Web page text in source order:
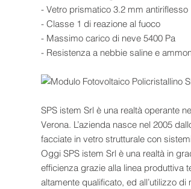
- Vetro prismatico 3.2 mm antiriflesso
- Classe 1 di reazione al fuoco
- Massimo carico di neve 5400 Pa
- Resistenza a nebbie saline e
SPS istem Srl è una realtà operante
Verona. L’azienda nasce nel 2005
facciate in vetro strutturale con
Oggi SPS istem Srl è una realtà in
efficienza grazie alla linea produttiva
altamente qualificato, ed all’utilizzo